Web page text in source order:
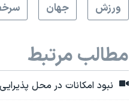
ورزش
جهان
مطالب مرتبط
نبود امکانات در محل